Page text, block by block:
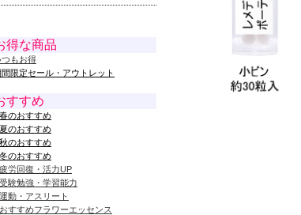
得な商品
つもお得
間限定セール・アウトレット
すすめ
春のおすすめ
夏のおすすめ
秋のおすすめ
冬のおすすめ
疲労回復・活力UP
受験勉強・学習能力
運動・アスリート
おすすめフラワーエッセンス